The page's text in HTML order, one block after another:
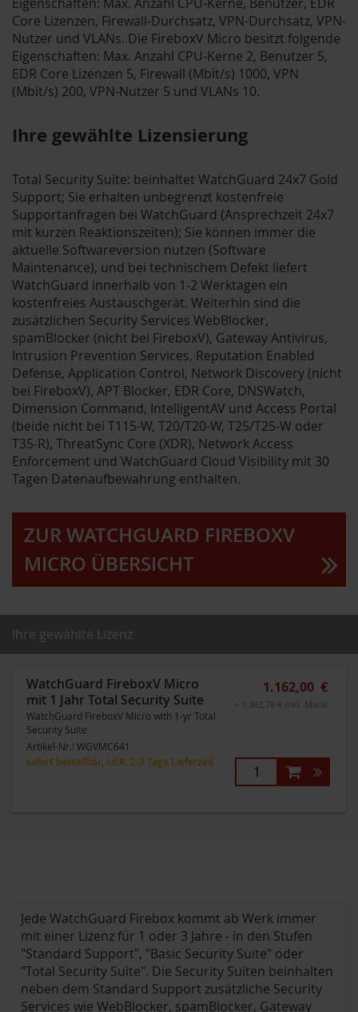
Core Lizenzen, Firewall-Durchsatz, VPN-Durchsatz, VPN-
Nutzer und VLANs. Die FireboxV Micro besitzt folgende
Eigenschaften: Max. Anzahl CPU-Kerne 2, Benutzer 5,
EDR Core Lizenzen 5, Firewall (Mbit/s) 1000, VPN
(Mbit/s) 200, VPN-Nutzer 5 und VLANs 10.
Ihre gewählte Lizensierung
Total Security Suite: beinhaltet WatchGuard 24x7 Gold
Support; Sie erhalten unbegrenzt kostenfreie
Supportanfragen bei WatchGuard (Ansprechzeit 24x7
mit kurzen Reaktionszeiten); Sie können immer die
aktuelle Softwareversion nutzen (Software
Maintenance), und bei technischem Defekt liefert
WatchGuard innerhalb von 1-2 Werktagen ein
kostenfreies Austauschgerät. Weiterhin sind die
zusätzlichen Security Services WebBlocker,
spamBlocker (nicht bei FireboxV), Gateway Antivirus,
Intrusion Prevention Services, Reputation Enabled
Defense, Application Control, Network Discovery (nicht
bei FireboxV), APT Blocker, EDR Core, DNSWatch,
Dimension Command, IntelligentAV und Access Portal
(beide nicht bei T115-W, T20/T20-W, T25/T25-W oder
T35-R), ThreatSync Core (XDR), Network Access
Enforcement und WatchGuard Cloud Visibility mit 30
Tagen Datenaufbewahrung enthalten.
ZUR WATCHGUARD FIREBOXV
MICRO ÜBERSICHT
Ihre gewählte Lizenz
WatchGuard FireboxV Micro
mit 1 Jahr Total Security Suite
WatchGuard FireboxV Micro with 1-yr Total
Security Suite
Artikel-Nr.: WGVMC641
sofort bestellbar, i.d.R. 2-3 Tage Lieferzeit
1.162,00 €
= 1.382,78 € inkl. MwSt
Jede WatchGuard Firebox kommt ab Werk immer
mit einer Lizenz für 1 oder 3 Jahre - in den Stufen
"Standard Support", "Basic Security Suite" oder
"Total Security Suite". Die Security Suiten beinhalten
neben dem Standard Support zusätzliche Security
Services wie WebBlocker, spamBlocker, Gateway